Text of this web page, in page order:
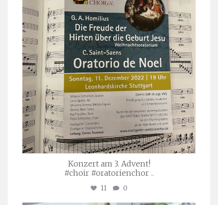
Konzert am 3. Advent!
#choir #oratorienchor ...
11 0